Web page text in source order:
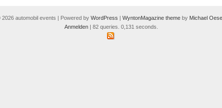
2026 automobil events | Powered by WordPress | WyntonMagazine theme by Michael
Anmelden| 82 queries. 0,131 seconds.